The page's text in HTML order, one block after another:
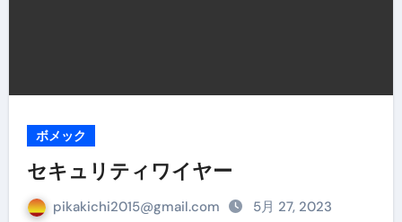
ボメック
セキュリティワイヤー
pikakichi2015@gmail.com 5月 27, 2023